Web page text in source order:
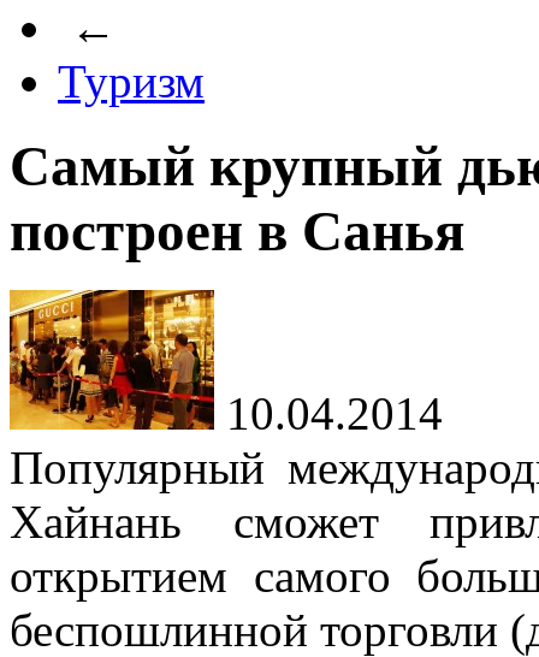
←
Туризм
Самый крупный
построен в Санья
10.04.2014
Популярный
Хайнань сможет
открытием самого
беспошлинной торговли